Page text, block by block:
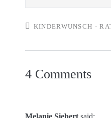
KINDERWUNSCH -
4 Comments
Melanie Siebert said: